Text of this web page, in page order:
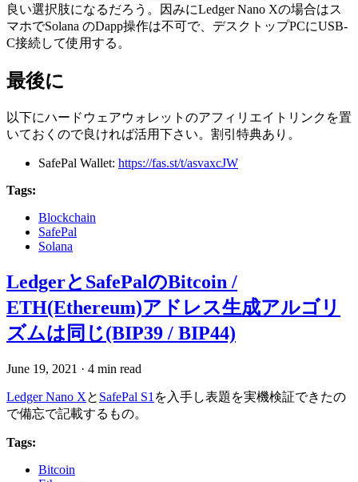
良い選択肢になるだろう。因みにLedger Nano Xの場合はス
マホでSolana のDapp操作は不可で、デスクトップPCにUSB-
C接続して使用する。
最後に
以下にハードウェアウォレットのアフィリエイトリンクを置
いておくので良ければ活用下さい。割引特典あり。
SafePal Wallet: https://fas.st/t/asvaxcJW
Tags:
Blockchain
SafePal
Solana
LedgerとSafePalのBitcoin /
ETH(Ethereum)アドレス生成アルゴリ
ズムは同じ(BIP39 / BIP44)
June 19, 2021 · 4 min read
Ledger Nano Xと SafePal S1 を入手し表題を実機検証できたの
で備忘で記載するもの。
Tags:
Bitcoin